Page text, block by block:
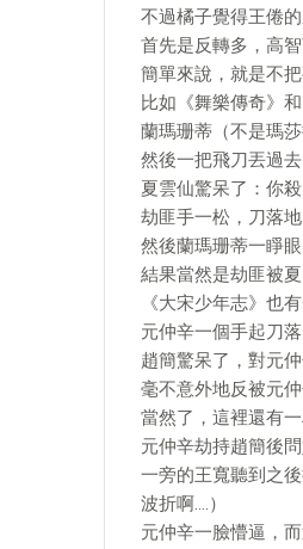
不過橘子覺得王倦
首先是反轉多，高智
簡單來說，就是不把
比如《舞樂傳奇》
蘭瑪珊蒂（不是瑪
然後一把飛刀丟過
夏雲仙驚呆了：你殺
劫匪手一松，刀落
然後蘭瑪珊蒂一睜眼
結果當然是劫匪被夏
《大宋少年志》也
元仲辛一個手起刀
趙簡驚呆了，對元仲
毫不意外地反被元仲
當然了，這裡還有
元仲辛劫持趙簡後
一旁的王寬聽到之
波折啊….）
元仲辛一臉懵逼，